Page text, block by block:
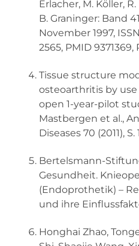
Erlacher, M. Köller,
B. Graninger: Band
November 1997, ISSN
2565, PMID 9371369,
Tissue structure
osteoarthritis by
open 1-year-pilot
Mastbergen et al.,
Diseases 70 (2011), S.
Bertelsmann-
Gesundheit.
(Endoprothetik) –
und ihre
Honghai Zhao,